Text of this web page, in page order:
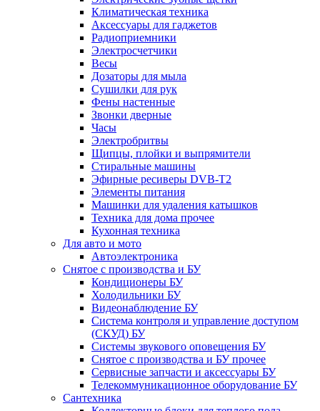
Климатическая техника
Аксессуары для гаджетов
Радиоприемники
Электросчетчики
Весы
Дозаторы для мыла
Сушилки для рук
Фены настенные
Звонки дверные
Часы
Электробритвы
Щипцы, плойки и выпрямители
Стиральные машины
Эфирные ресиверы DVB-T2
Элементы питания
Машинки для удаления катышков
Техника для дома прочее
Кухонная техника
Для авто и мото
Автоэлектроника
Снятое с производства и БУ
Кондиционеры БУ
Холодильники БУ
Видеонаблюдение БУ
Система контроля и управление доступом
(СКУД) БУ
Системы звукового оповещения БУ
Снятое с производства и БУ прочее
Сервисные запчасти и аксессуары БУ
Телекоммуникационное оборудование БУ
Сантехника